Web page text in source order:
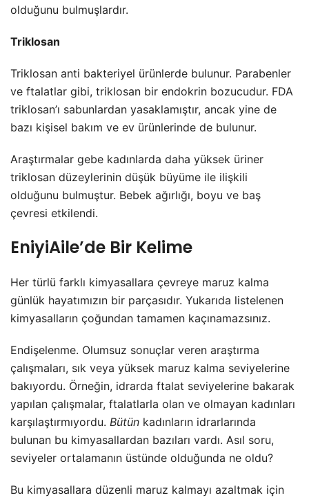
olduğunu bulmuşlardır.
Triklosan
Triklosan anti bakteriyel ürünlerde bulunur. Parabenler
ve ftalatlar gibi, triklosan bir endokrin bozucudur. FDA
triklosan’ı sabunlardan yasaklamıştır, ancak yine de
bazı kişisel bakım ve ev ürünlerinde de bulunur.
Araştırmalar gebe kadınlarda daha yüksek üriner
triklosan düzeylerinin düşük büyüme ile ilişkili
olduğunu bulmuştur. Bebek ağırlığı, boyu ve baş
çevresi etkilendi.
EniyiAile’de Bir Kelime
Her türlü farklı kimyasallara çevreye maruz kalma
günlük hayatımızın bir parçasıdır. Yukarıda listelenen
kimyasalların çoğundan tamamen kaçınamazsınız.
Endişelenme. Olumsuz sonuçlar veren araştırma
çalışmaları, sık veya yüksek maruz kalma seviyelerine
bakıyordu. Örneğin, idrarda ftalat seviyelerine bakarak
yapılan çalışmalar, ftalatlarla olan ve olmayan kadınları
karşılaştırmıyordu. Bütün kadınların idrarlarında
bulunan bu kimyasallardan bazıları vardı. Asıl soru,
seviyeler ortalamanın üstünde olduğunda ne oldu?
Bu kimyasallara düzenli maruz kalmayı azaltmak için